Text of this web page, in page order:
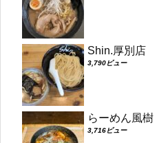
Shin.厚別店
3,790ビュー
らーめん風樹
3,716ビュー